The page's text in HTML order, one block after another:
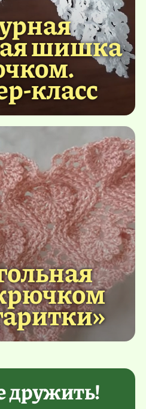
шишка
класс
дружить!